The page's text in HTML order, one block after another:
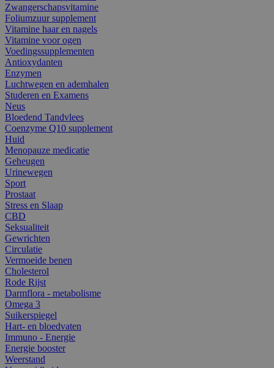
Zwangerschapsvitamine
Foliumzuur supplement
Vitamine haar en nagels
Vitamine voor ogen
Voedingssupplementen
Antioxydanten
Enzymen
Luchtwegen en ademhalen
Studeren en Examens
Neus
Bloedend Tandvlees
Coenzyme Q10 supplement
Huid
Menopauze medicatie
Geheugen
Urinewegen
Sport
Prostaat
Stress en Slaap
CBD
Seksualiteit
Gewrichten
Circulatie
Vermoeide benen
Cholesterol
Rode Rijst
Darmflora - metabolisme
Omega 3
Suikerspiegel
Hart- en bloedvaten
Immuno - Energie
Energie booster
Weerstand